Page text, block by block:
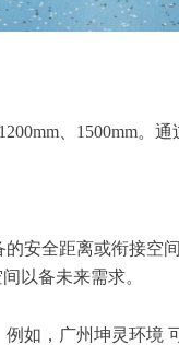
、1500mm。
安全距离或衔接空间
以备未来需求。
如，广州坤灵环境